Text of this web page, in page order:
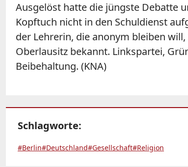
Ausgelöst hatte die jüngste Debatte
Kopftuch nicht in den Schuldienst
der Lehrerin, die anonym bleiben
Oberlausitz bekannt. Linkspartei,
Beibehaltung. (KNA)
Schlagworte:
#Berlin#Deutschland#Gesellschaft#Religion